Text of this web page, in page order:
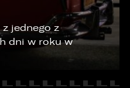
jednego z
dni w roku w